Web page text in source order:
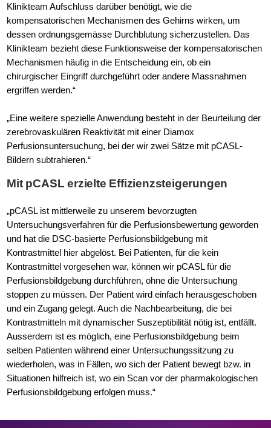
Klinikteam Aufschluss darüber benötigt, wie die
kompensatorischen Mechanismen des Gehirns wirken, um
dessen ordnungsgemässe Durchblutung sicherzustellen. Das
Klinikteam bezieht diese Funktionsweise der kompensatorischen
Mechanismen häufig in die Entscheidung ein, ob ein
chirurgischer Eingriff durchgeführt oder andere Massnahmen
ergriffen werden.“
„Eine weitere spezielle Anwendung besteht in der Beurteilung der
zerebrovaskulären Reaktivität mit einer Diamox
Perfusionsuntersuchung, bei der wir zwei Sätze mit pCASL-
Bildern subtrahieren.“
Mit pCASL erzielte Effizienzsteigerungen
„pCASL ist mittlerweile zu unserem bevorzugten
Untersuchungsverfahren für die Perfusionsbewertung geworden
und hat die DSC-basierte Perfusionsbildgebung mit
Kontrastmittel hier abgelöst. Bei Patienten, für die kein
Kontrastmittel vorgesehen war, können wir pCASL für die
Perfusionsbildgebung durchführen, ohne die Untersuchung
stoppen zu müssen. Der Patient wird einfach herausgeschoben
und ein Zugang gelegt. Auch die Nachbearbeitung, die bei
Kontrastmitteln mit dynamischer Suszeptibilität nötig ist, entfällt.
Ausserdem ist es möglich, eine Perfusionsbildgebung beim
selben Patienten während einer Untersuchungssitzung zu
wiederholen, was in Fällen, wo sich der Patient bewegt bzw. in
Situationen hilfreich ist, wo ein Scan vor der pharmakologischen
Perfusionsbildgebung erfolgen muss.“